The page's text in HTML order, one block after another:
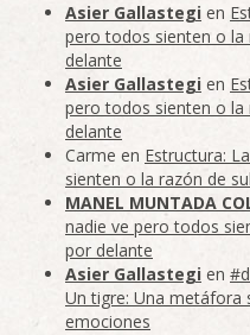
Asier Gallastegi en
pero todos sienten o la
delante
Asier Gallastegi en
pero todos sienten o la
delante
Carme en Estructura:
sienten o la razón de
MANEL MUNTADA
nadie ve pero todos
por delante
Asier Gallastegi en
Un tigre: Una metáfora
emociones